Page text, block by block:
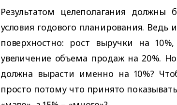
Результатом целеполагания должны
условия годового планирования. Ведь
поверхностно: рост выручки на
увеличение объема продаж на 20%.
должна вырасти именно на 10%?
просто потому что принято